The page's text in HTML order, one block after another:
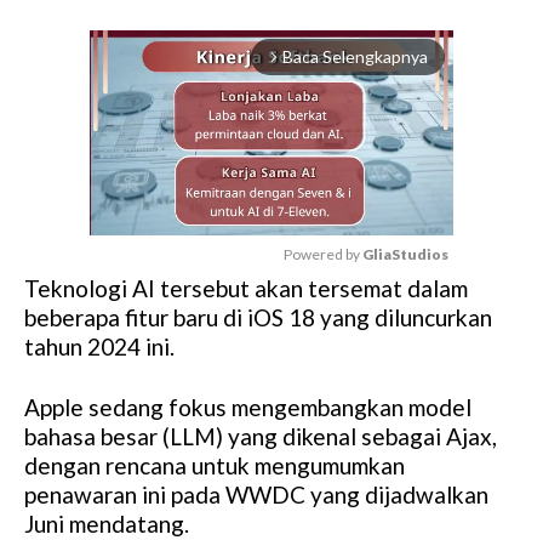
arrow_forward_ios Baca Selengkapnya
M
u
Powered by GliaStudios
Teknologi AI tersebut akan tersemat dalam
beberapa fitur baru di iOS 18 yang diluncurkan
tahun 2024 ini.
Apple sedang fokus mengembangkan model
bahasa besar (LLM) yang dikenal sebagai Ajax,
dengan rencana untuk mengumumkan
penawaran ini pada WWDC yang dijadwalkan
Juni mendatang.